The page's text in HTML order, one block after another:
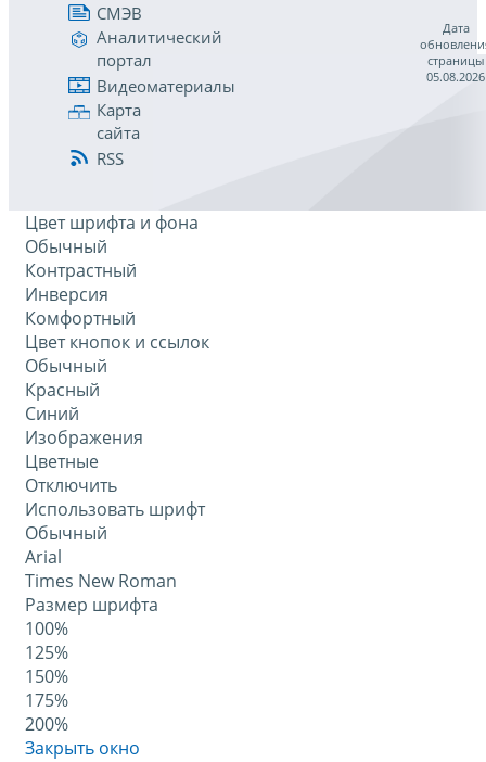
СМЭВ
Аналитический
портал
Видеоматериалы
Карта
сайта
RSS
Дата
страницы
05.08.2026
Цвет шрифта и фона
Обычный
Контрастный
Инверсия
Комфортный
Цвет кнопок и ссылок
Обычный
Красный
Синий
Изображения
Цветные
Отключить
Использовать шрифт
Обычный
Arial
Times New Roman
Размер шрифта
100%
125%
150%
175%
200%
Закрыть окно